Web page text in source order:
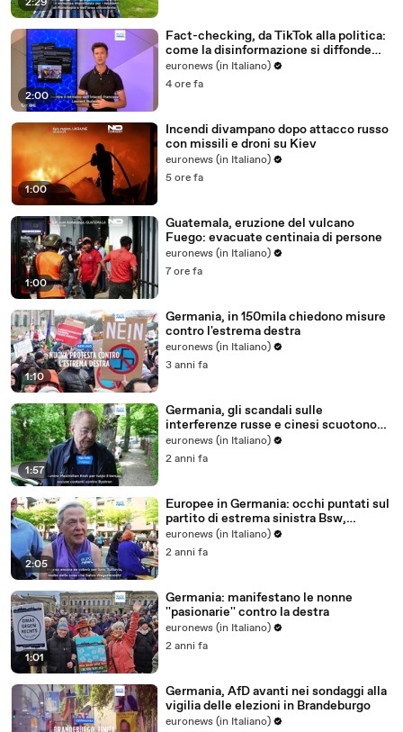
2:00
Fact-checking, da TikTok alla politica:
come la disinformazione si diffonde
dopo la crisi a Ceuta
euronews (in Italiano)
4 ore fa
1:00
Incendi divampano dopo attacco russo
con missili e droni su Kiev
euronews (in Italiano)
5 ore fa
1:00
Guatemala, eruzione del vulcano
Fuego: evacuate centinaia di persone
euronews (in Italiano)
7 ore fa
1:10
Germania, in 150mila chiedono misure
contro l'estrema destra
euronews (in Italiano)
3 anni fa
1:57
Germania, gli scandali sulle
interferenze russe e cinesi scuotono
l'Afd: critiche al Bundestag
euronews (in Italiano)
2 anni fa
2:05
Europee in Germania: occhi puntati sul
partito di estrema sinistra Bsw,
possibile antidoto all'Afd
euronews (in Italiano)
2 anni fa
1:01
Germania: manifestano le nonne
''pasionarie'' contro la destra
euronews (in Italiano)
2 anni fa
Germania, AfD avanti nei sondaggi alla
vigilia delle elezioni in Brandeburgo
euronews (in Italiano)